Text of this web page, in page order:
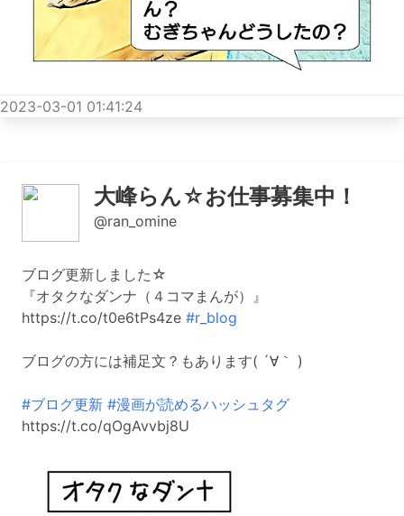
2023-03-01 01:41:24
大峰らん☆お仕事募集中！
@ran_omine
ブログ更新しました☆
『オタクなダンナ（４コマまんが）』
https://t.co/t0e6tPs4ze #r_blog
ブログの方には補足文？もあります( ´∀｀ )
#ブログ更新 #漫画が読めるハッシュタグ
https://t.co/qOgAvvbj8U